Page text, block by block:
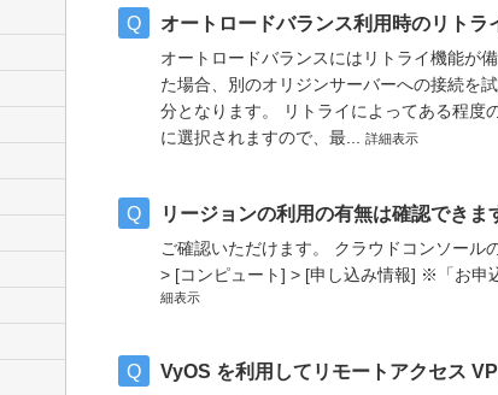
オートロードバランス利用時のリトラ
オートロードバランスにはリトライ機能が
た場合、別のオリジンサーバーへの接続を
分となります。 リトライによってある程度
に選択されますので、最... 詳細表示
リージョンの利用の有無は確認できま
ご確認いただけます。 クラウドコンソール
> [コンピュート] > [申し込み情報] ※「お申
細表示
VyOS を利用してリモートアクセス